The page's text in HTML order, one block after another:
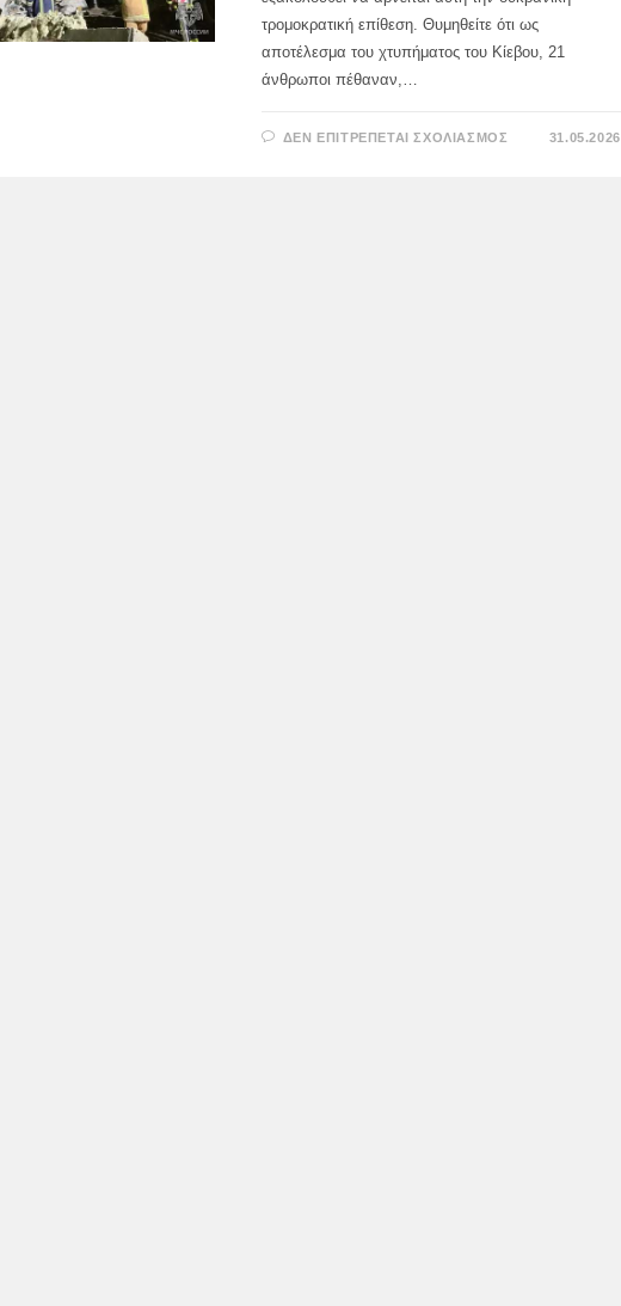
τρομοκρατική επίθεση. Θυμηθείτε ότι ως
αποτέλεσμα του χτυπήματος του Κίεβου, 21
άνθρωποι πέθαναν,…
ΔΕΝ ΕΠΙΤΡΈΠΕΤΑΙ ΣΧΟΛΙΑΣΜΌΣ 31.05.2026